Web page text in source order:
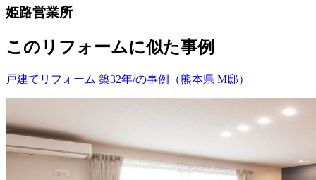
姫路営業所
このリフォームに似た事例
戸建てリフォーム 築32年/の事例（熊本県 M邸）